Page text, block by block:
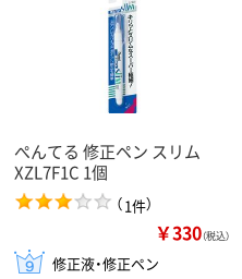
ぺんてる 修正ペン スリム
XZL7F1C 1個
（1件）
￥330（税込）
修正液・修正ペン